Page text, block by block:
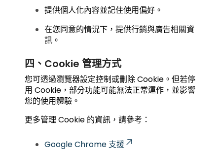
提供個人化內容並記住使用偏好。
在您同意的情況下，提供行銷與廣告相關資
訊。
四、Cookie 管理方式
您可透過瀏覽器設定控制或刪除 Cookie。但若停
用 Cookie，部分功能可能無法正常運作，並影響
您的使用體驗。
更多管理 Cookie 的資訊，請參考：
Google Chrome 支援